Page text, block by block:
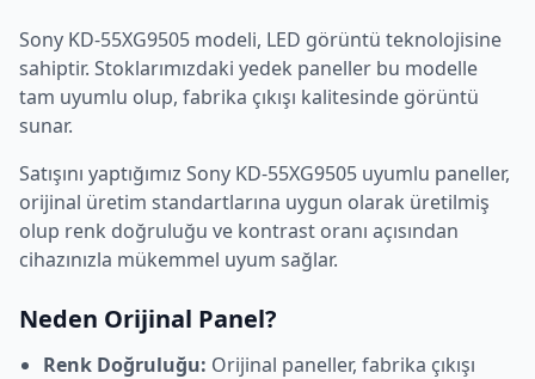
Sony KD-55XG9505 modeli, LED görüntü teknolojisine
sahiptir. Stoklarımızdaki yedek paneller bu modelle
tam uyumlu olup, fabrika çıkışı kalitesinde görüntü
sunar.
Satışını yaptığımız Sony KD-55XG9505 uyumlu paneller,
orijinal üretim standartlarına uygun olarak üretilmiş
olup renk doğruluğu ve kontrast oranı açısından
cihazınızla mükemmel uyum sağlar.
Neden Orijinal Panel?
Renk Doğruluğu: Orijinal paneller, fabrika çıkışı